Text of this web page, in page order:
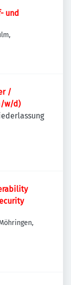
und
/
w/d)